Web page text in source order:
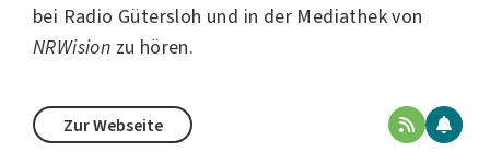
bei Radio Gütersloh und in der Mediathek von
NRWision zu hören.
Zur Webseite